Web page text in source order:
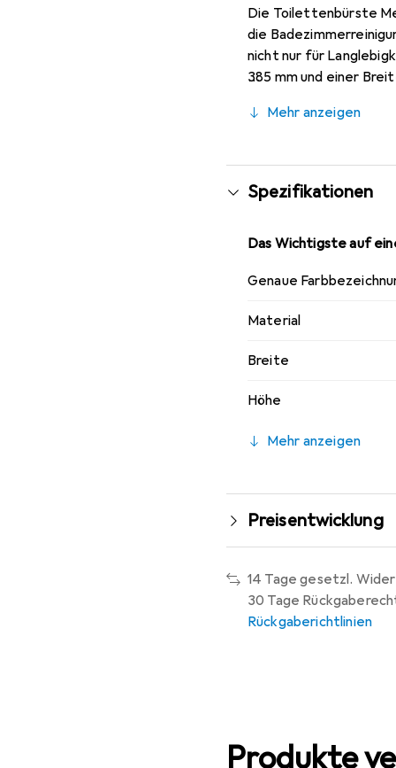
Die Toilettenbürste
die
nicht nur für
385 mm und einer
Pflege ermöglicht.
Mehr anzeigen
Spezifikationen
Das Wichtigste auf
Genaue
Material
Breite
Höhe
Mehr anzeigen
Preisentwicklung
14 Tage gesetzl.
30 Tage
Rückgaberichtlinien
Produkte